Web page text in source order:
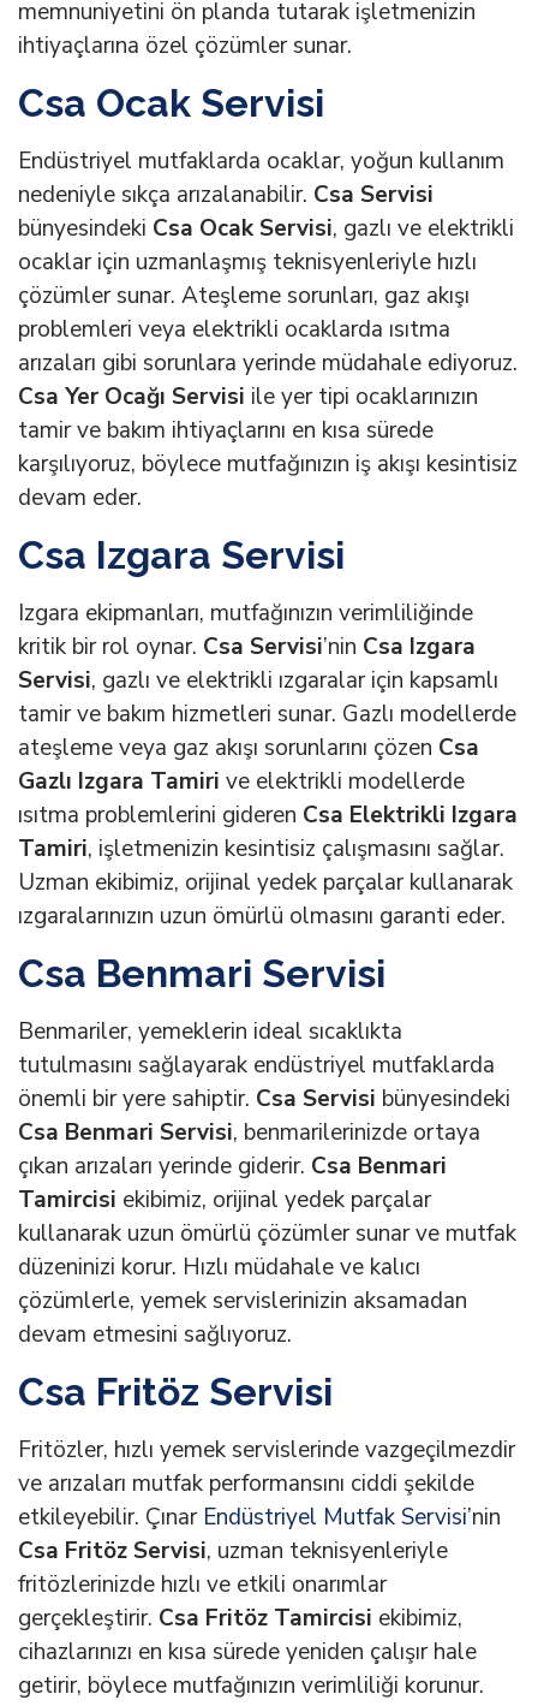
memnuniyetini ön planda tutarak işletmenizin
ihtiyaçlarına özel çözümler sunar.
Csa Ocak Servisi
Endüstriyel mutfaklarda ocaklar, yoğun kullanım
nedeniyle sıkça arızalanabilir. Csa Servisi
bünyesindeki Csa Ocak Servisi, gazlı ve elektrikli
ocaklar için uzmanlaşmış teknisyenleriyle hızlı
çözümler sunar. Ateşleme sorunları, gaz akışı
problemleri veya elektrikli ocaklarda ısıtma
arızaları gibi sorunlara yerinde müdahale ediyoruz.
Csa Yer Ocağı Servisi ile yer tipi ocaklarınızın
tamir ve bakım ihtiyaçlarını en kısa sürede
karşılıyoruz, böylece mutfağınızın iş akışı kesintisiz
devam eder.
Csa Izgara Servisi
Izgara ekipmanları, mutfağınızın verimliliğinde
kritik bir rol oynar. Csa Servisi’nin Csa Izgara
Servisi, gazlı ve elektrikli ızgaralar için kapsamlı
tamir ve bakım hizmetleri sunar. Gazlı modellerde
ateşleme veya gaz akışı sorunlarını çözen Csa
Gazlı Izgara Tamiri ve elektrikli modellerde
ısıtma problemlerini gideren Csa Elektrikli Izgara
Tamiri, işletmenizin kesintisiz çalışmasını sağlar.
Uzman ekibimiz, orijinal yedek parçalar kullanarak
ızgaralarınızın uzun ömürlü olmasını garanti eder.
Csa Benmari Servisi
Benmariler, yemeklerin ideal sıcaklıkta
tutulmasını sağlayarak endüstriyel mutfaklarda
önemli bir yere sahiptir. Csa Servisi bünyesindeki
Csa Benmari Servisi, benmarilerinizde ortaya
çıkan arızaları yerinde giderir. Csa Benmari
Tamircisi ekibimiz, orijinal yedek parçalar
kullanarak uzun ömürlü çözümler sunar ve mutfak
düzeninizi korur. Hızlı müdahale ve kalıcı
çözümlerle, yemek servislerinizin aksamadan
devam etmesini sağlıyoruz.
Csa Fritöz Servisi
Fritözler, hızlı yemek servislerinde vazgeçilmezdir
ve arızaları mutfak performansını ciddi şekilde
etkileyebilir. Çınar Endüstriyel Mutfak Servisi’nin
Csa Fritöz Servisi, uzman teknisyenleriyle
fritözlerinizde hızlı ve etkili onarımlar
gerçekleştirir. Csa Fritöz Tamircisi ekibimiz,
cihazlarınızı en kısa sürede yeniden çalışır hale
getirir, böylece mutfağınızın verimliliği korunur.